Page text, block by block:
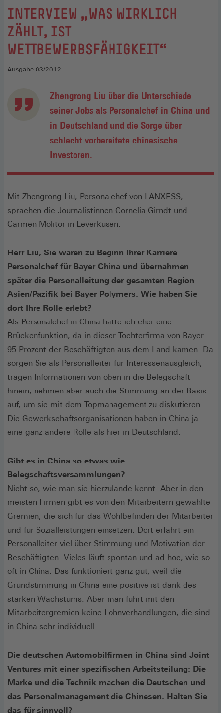
:
INTERVIEW „WAS WIRKLICH
ZÄHLT, IST
WETTBEWERBSFÄHIGKEIT“
Ausgabe 03/2012
Zhengrong Liu über die Unterschiede
seiner Jobs als Personalchef in China und
in Deutschland und die Sorge über
schlecht vorbereitete chinesische
Investoren.
Mit Zhengrong Liu, Personalchef von LANXESS,
sprachen die Journalistinnen Cornelia Girndt und
Carmen Molitor in Leverkusen.
Herr Liu, Sie waren zu Beginn Ihrer Karriere
Personalchef für Bayer China und übernahmen
später die Personalleitung der gesamten Region
Asien/Pazifik bei Bayer Polymers. Wie haben Sie
dort Ihre Rolle erlebt?
Als Personalchef in China hatte ich eher eine
Brückenfunktion, da in dieser Tochterfirma von Bayer
95 Prozent der Beschäftigten aus dem Land kamen. Da
sorgen Sie als Personalleiter für Interessenausgleich,
tragen Informationen von oben in die Belegschaft
hinein, nehmen aber auch die Stimmung an der Basis
auf, um sie mit dem Topmanagement zu diskutieren.
Die Gewerkschaftsorganisationen haben in China ja
eine ganz andere Rolle als hier in Deutschland.
Gibt es in China so etwas wie
Belegschaftsversammlungen?
Nicht so, wie man sie hierzulande kennt. Aber in den
meisten Firmen gibt es von den Mitarbeitern gewählte
Gremien, die sich für das Wohlbefinden der Mitarbeiter
und für Sozialleistungen einsetzen. Dort erfährt ein
Personalleiter viel über Stimmung und Motivation der
Beschäftigten. Vieles läuft spontan und ad hoc, wie so
oft in China. Das funktioniert ganz gut, weil die
Grundstimmung in China eine positive ist dank des
starken Wachstums. Aber man führt mit den
Mitarbeitergremien keine Lohnverhandlungen, die sind
in China sehr individuell.
Die deutschen Automobilfirmen in China sind Joint
Ventures mit einer spezifischen Arbeitsteilung: Die
Marke und die Technik machen die Deutschen und
das Personalmanagement die Chinesen. Halten Sie
das für sinnvoll?